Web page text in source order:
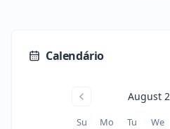
Calendário
August
Su Mo Tu We